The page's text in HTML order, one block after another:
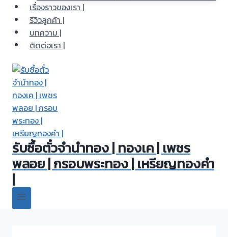
เรื่องราวของเรา |
รีวิวลูกค้า |
บทความ |
ติดต่อเรา |
รับซื้อตั๋วจำนำทอง | ทองเค | เพชร
พลอย | กรอบพระทอง | เหรียญทองคำ
|